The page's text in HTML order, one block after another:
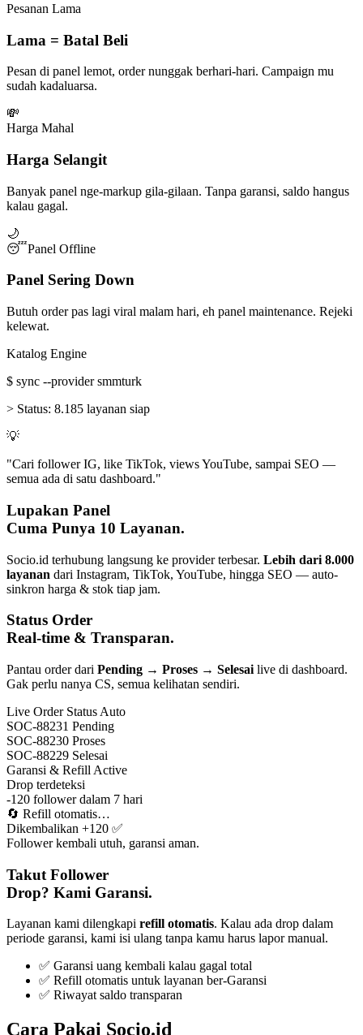
Pesanan Lama
Lama = Batal Beli
Pesan di panel lemot, order nunggak berhari-hari. Campaign mu
sudah kadaluarsa.
💸
Harga Mahal
Harga Selangit
Banyak panel nge-markup gila-gilaan. Tanpa garansi, saldo hangus
kalau gagal.
🌙
😴Panel Offline
Panel Sering Down
Butuh order pas lagi viral malam hari, eh panel maintenance. Rejeki
kelewat.
Katalog Engine
$ sync --provider smmturk
> Status: 8.185 layanan siap
💡
"Cari follower IG, like TikTok, views YouTube, sampai SEO —
semua ada di satu dashboard."
Lupakan Panel
Cuma Punya 10 Layanan.
Socio.id terhubung langsung ke provider terbesar. Lebih dari 8.000
layanan dari Instagram, TikTok, YouTube, hingga SEO — auto-
sinkron harga & stok tiap jam.
Status Order
Real-time & Transparan.
Pantau order dari Pending → Proses → Selesai live di dashboard.
Gak perlu nanya CS, semua kelihatan sendiri.
Live Order Status Auto
SOC-88231 Pending
SOC-88230 Proses
SOC-88229 Selesai
Garansi & Refill Active
Drop terdeteksi
-120 follower dalam 7 hari
🔄 Refill otomatis…
Dikembalikan +120 ✅
Follower kembali utuh, garansi aman.
Takut Follower
Drop? Kami Garansi.
Layanan kami dilengkapi refill otomatis. Kalau ada drop dalam
periode garansi, kami isi ulang tanpa kamu harus lapor manual.
✅ Garansi uang kembali kalau gagal total
✅ Refill otomatis untuk layanan ber-Garansi
✅ Riwayat saldo transparan
Cara Pakai Socio.id